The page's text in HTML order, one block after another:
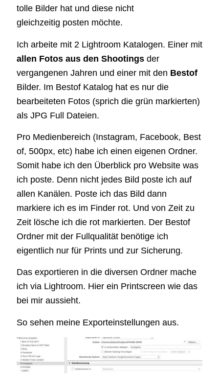
tolle Bilder hat und diese nicht
gleichzeitig posten möchte.
Ich arbeite mit 2 Lightroom Katalogen. Einer mit
allen Fotos aus den Shootingsder
vergangenen Jahren und einer mit den Bestof
Bilder. Im Bestof Katalog hat es nur die
bearbeiteten Fotos (sprich die grün markierten)
als JPG Full Dateien.
Pro Medienbereich (Instagram, Facebook, Best
of, 500px, etc) habe ich einen eigenen Ordner.
Somit habe ich den Überblick pro Website was
ich poste. Denn nicht jedes Bild poste ich auf
allen Kanälen. Poste ich das Bild dann
markiere ich es im Finder rot. Und von Zeit zu
Zeit lösche ich die rot markierten. Der Bestof
Ordner mit der Fullqualität benötige ich
eigentlich nur für Prints und zur Sicherung.
Das exportieren in die diversen Ordner mache
ich via Lightroom. Hier ein Printscreen wie das
bei mir aussieht.
So sehen meine Exporteinstellungen aus.